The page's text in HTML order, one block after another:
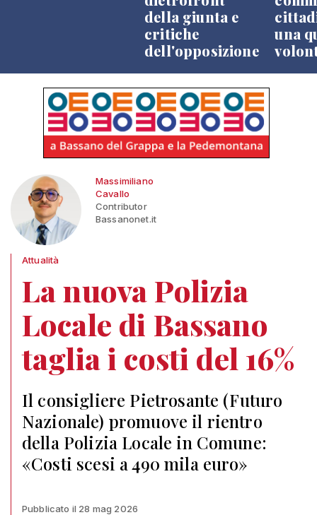
della giunta e
critiche
dell'opposizione
una
Massimiliano
Cavallo
Contributor
Bassanonet.it
Attualità
La nuova Polizia
Locale di Bassano
taglia i costi del 16%
Il consigliere Pietrosante (Futuro
Nazionale) promuove il rientro
della Polizia Locale in Comune:
«Costi scesi a 490 mila euro»
Pubblicato il 28 mag 2026